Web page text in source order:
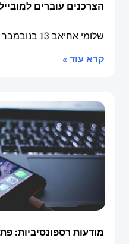
הצרכנים עוברים
שלומי אחיאב 13 בנובמבר 2014
קרא עוד »
מודעות רספונסיביות: